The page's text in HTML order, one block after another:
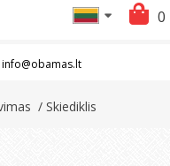
info@obamas.lt
0
/ Skiediklis